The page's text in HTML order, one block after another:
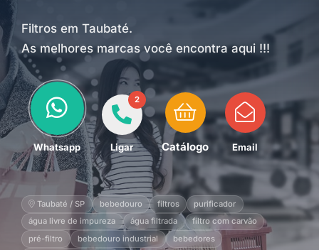
Filtros em Taubaté.
As melhores marcas você encontra aqui !!!
Whatsapp
2
Ligar Catálogo Email
Taubaté / SP bebedouro filtros
purificador
água livre de impureza
água filtrada
filtro com carvão
pré-filtro
bebedouro industrial
bebedores